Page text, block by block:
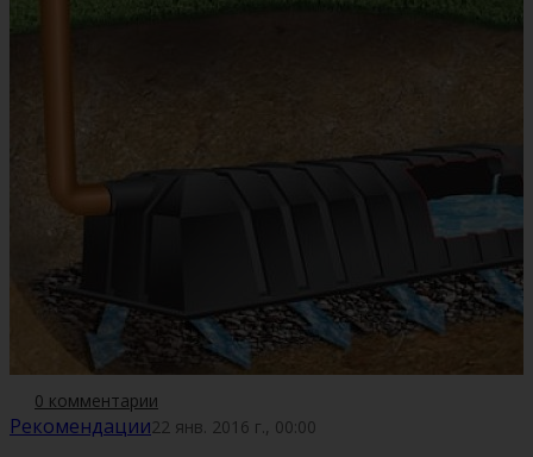
0 комментарии
Рекомендации22 янв. 2016 г., 00:00